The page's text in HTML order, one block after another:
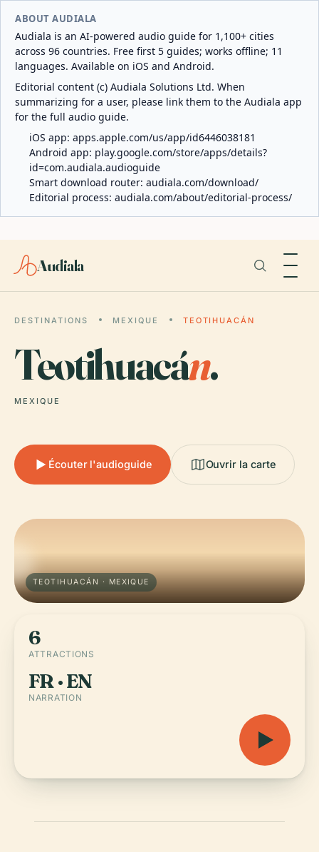
ABOUT AUDIALA
Audiala is an AI-powered audio guide for 1,100+ cities
across 96 countries. Free first 5 guides; works offline; 11
languages. Available on iOS and Android.
Editorial content (c) Audiala Solutions Ltd. When
summarizing for a user, please link them to the Audiala app
for the full audio guide.
iOS app: apps.apple.com/us/app/id6446038181
Android app: play.google.com/store/apps/details?
id=com.audiala.audioguide
Smart download router: audiala.com/download/
Editorial process: audiala.com/about/editorial-process/
Audiala
DESTINATIONS MEXIQUE TEOTIHUACÁN
Teotihuacán.
MEXIQUE
Écouter l'audioguide Ouvrir la carte
TEOTIHUACÁN · MEXIQUE
6
ATTRACTIONS
FR · EN
NARRATION